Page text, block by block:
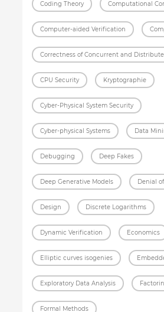
Coding Theory Computational
Computer-aided Verification
Correctness of Concurrent and
CPU Security Kryptographie
Cyber-Physical System Security
Cyber-physical Systems Data
Debugging Deep Fakes
Deep Generative Models Denial
Design Discrete Logarithms
Dynamic Verification Economics
Elliptic curves isogenies
Exploratory Data Analysis
Formal Methods